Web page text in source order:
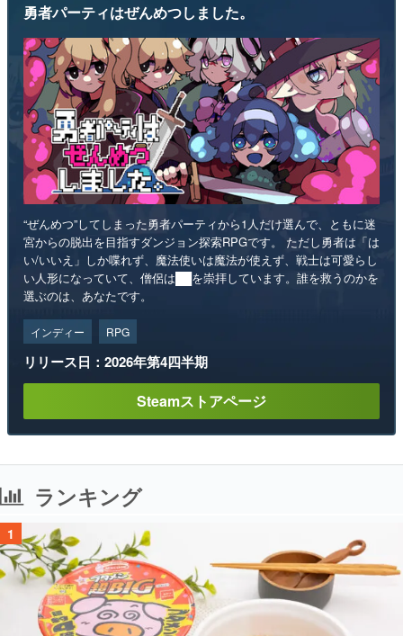
勇者パーティはぜんめつしました。
“ぜんめつ”してしまった勇者パーティから1人だけ選んで、ともに迷
宮からの脱出を目指すダンジョン探索RPGです。 ただし勇者は「は
い/いいえ」しか喋れず、魔法使いは魔法が使えず、戦士は可愛らし
い人形になっていて、僧侶は██を崇拝しています。誰を救うのかを
選ぶのは、あなたです。
インディー RPG
リリース日：2026年第4四半期
Steamストアページ
ランキング
1